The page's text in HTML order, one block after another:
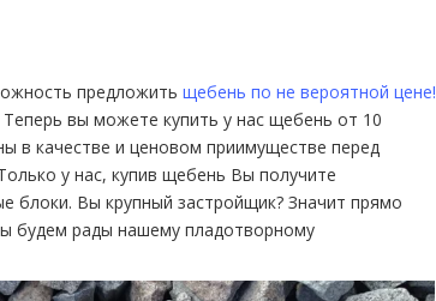
предложить щебень по не вероятной цене!
Теперь вы можете купить у нас щебень от 10
в качестве и ценовом приимуществе перед
у нас, купив щебень Вы получите
блоки. Вы крупный застройщик? Значит прямо
будем рады нашему пладотворному